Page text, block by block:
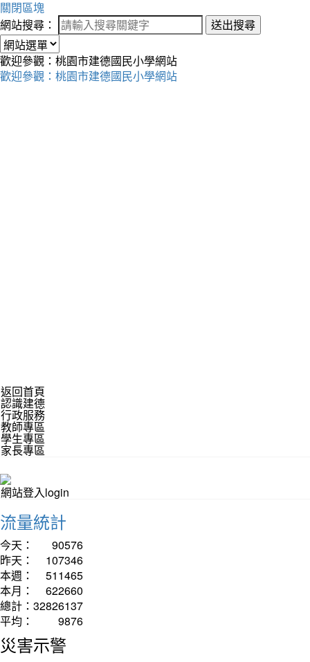
關閉區塊
網站搜尋：
送出搜尋
歡迎參觀：桃園市建德國民小學網站
歡迎參觀：桃園市建德國民小學網站
返回首頁
認識建德
行政服務
教師專區
學生專區
家長專區
網站登入login
流量統計
今天：
90576
昨天：
107346
本週：
511465
本月：
622660
總計： 32826137
平均：
9876
災害示警